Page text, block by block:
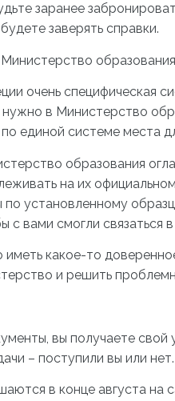
заранее
заверять справки.
очень специфическая
в Министерство
единой системе места
образования
на их
по установленному
с вами смогли связаться
иметь какое-то
и решить
вы получаете
– поступили вы или нет.
в конце августа